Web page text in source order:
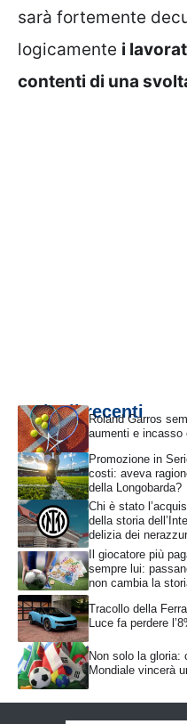
sarà fortemente
logicamente i
contenti di una
Articoli recenti
Roland Garros
aumenti e incasso
Promozione in
costi: aveva
della Longobarda?
Chi è stato
della storia
delizia dei
Il giocatore più
sempre lui:
non cambia la
Tracollo della
Luce fa perdere
Non solo la gloria:
Mondiale vincerà